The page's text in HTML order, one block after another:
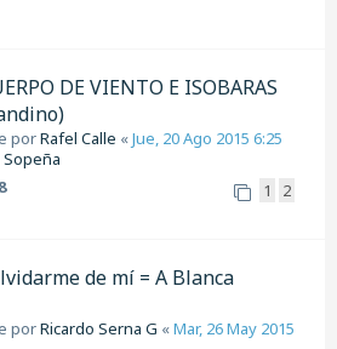
DE VIENTO E ISOBARAS
porRafel Calle «Jue, 20 Ago 2015 6:25
1 2
de mí = A Blanca
porRicardo Serna G «Mar, 26 May 2015